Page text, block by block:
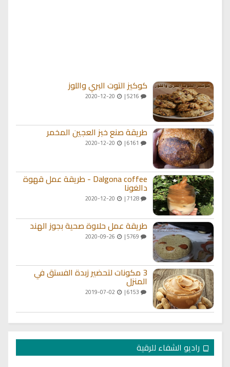
كوكيز التوت البري واللوز
طريقة صنع خبز العجين المخمر
Dalgona coffee - طريقة عمل قهوة
دالغونا
7128 |
طريقة عمل حلاوة صحية بجوز الهند
3 مكونات لتحضير زبدة الفستق في
المنزل
راديو الشفاء للرقية